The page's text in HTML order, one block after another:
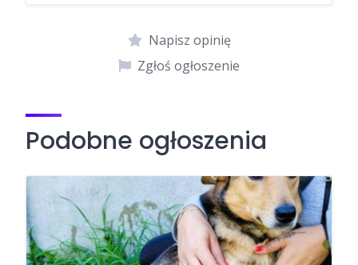
Napisz opinię
Zgłoś ogłoszenie
Podobne ogłoszenia